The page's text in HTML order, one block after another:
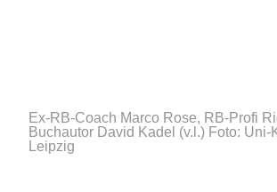
Ex-RB-Coach Marco Rose, RB-Profi
Buchautor David Kadel (v.l.) Foto: Uni-
Leipzig